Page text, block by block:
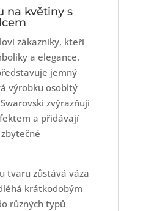
na květiny s
zákazníky, kteří
a elegance.
jemný
výrobku osobitý
zvýrazňují
a přidávají
tvaru zůstává váza
krátkodobým
různých typů